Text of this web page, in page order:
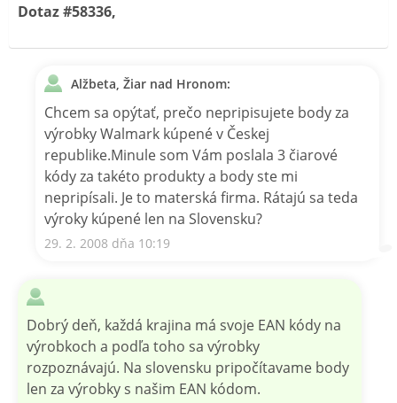
Dotaz #58336,
Alžbeta, Žiar nad Hronom:
Chcem sa opýtať, prečo nepripisujete body za
výrobky Walmark kúpené v Českej
republike.Minule som Vám poslala 3 čiarové
kódy za takéto produkty a body ste mi
nepripísali. Je to materská firma. Rátajú sa teda
výroky kúpené len na Slovensku?
29. 2. 2008 dňa 10:19
Dobrý deň, každá krajina má svoje EAN kódy na
výrobkoch a podľa toho sa výrobky
rozpoznávajú. Na slovensku pripočítavame body
len za výrobky s našim EAN kódom.